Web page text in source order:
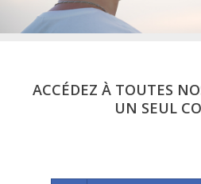
ACCÉDEZ À TOUTES
UN SEUL